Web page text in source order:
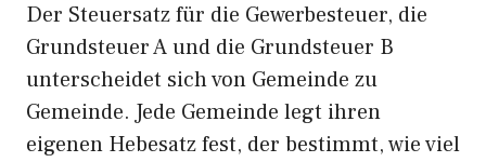
Der Steuersatz für die Gewerbesteuer, die
Grundsteuer A und die Grundsteuer B
unterscheidet sich von Gemeinde zu
Gemeinde. Jede Gemeinde legt ihren
eigenen Hebesatz fest, der bestimmt, wie viel